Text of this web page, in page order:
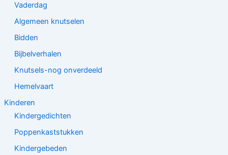
Vaderdag
Algemeen knutselen
Bidden
Bijbelverhalen
Knutsels-nog onverdeeld
Hemelvaart
Kinderen
Kindergedichten
Poppenkaststukken
Kindergebeden